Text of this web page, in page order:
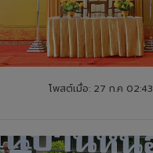
โพสต์เมื่อ: 27 ก.ค 02:43